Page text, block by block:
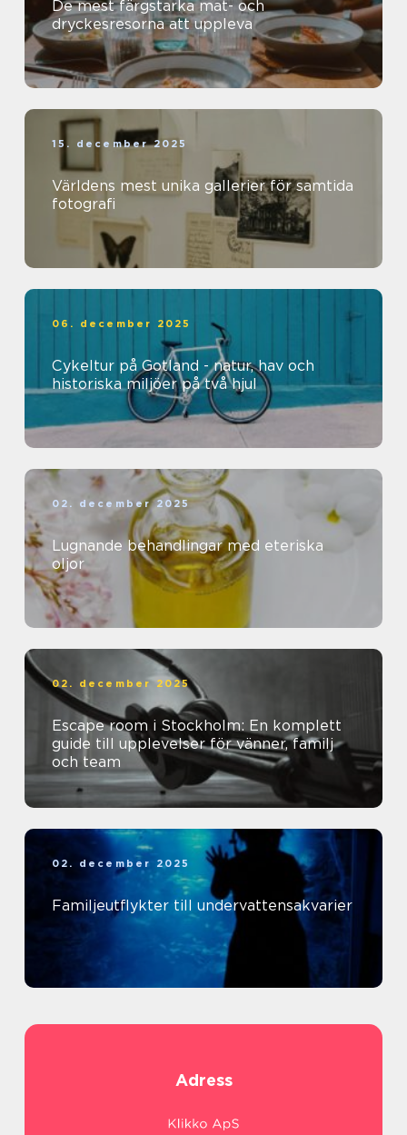
De mest färgstarka mat- och
dryckesresorna att uppleva
15. december 2025
Världens mest unika gallerier för samtida
fotografi
06. december 2025
Cykeltur på Gotland - natur, hav och
historiska miljöer på två hjul
02. december 2025
Lugnande behandlingar med eteriska
oljor
02. december 2025
Escape room i Stockholm: En komplett
guide till upplevelser för vänner, familj
och team
02. december 2025
Familjeutflykter till undervattensakvarier
Adress